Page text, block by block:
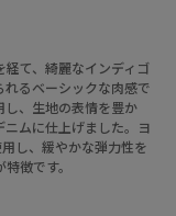
て、綺麗なインディゴ
るベーシックな肉感で
し、生地の表情を豊か
ムに仕上げました。ヨ
し、緩やかな弾力性を
徴です。